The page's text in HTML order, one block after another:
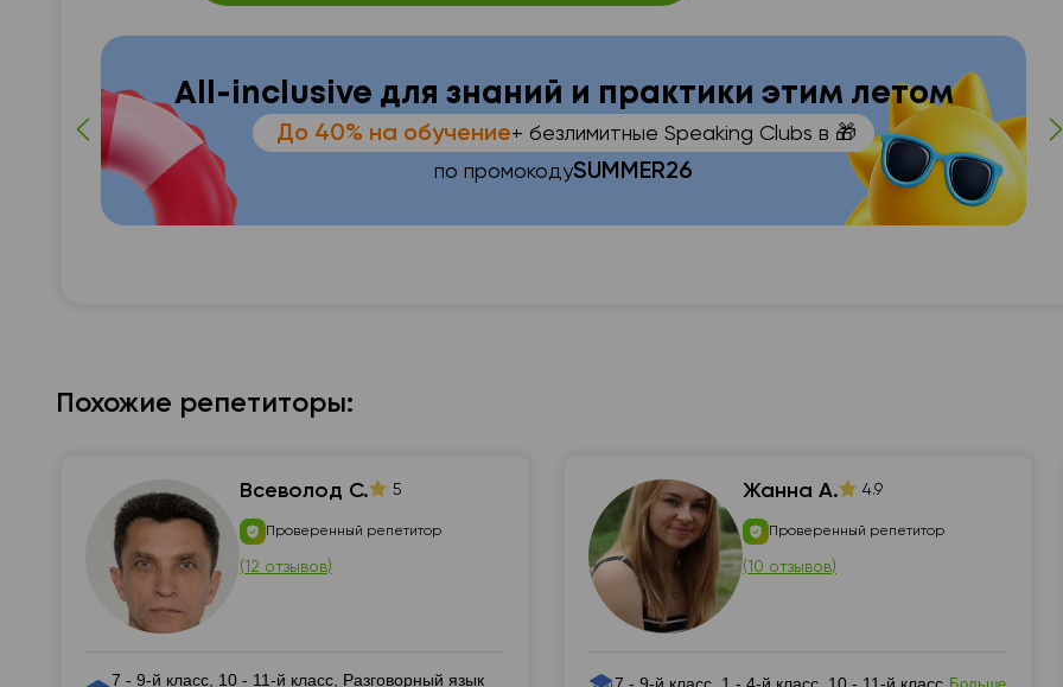
All-inclusive для знаний и практики этим летом
До 40% на обучение+ безлимитные Speaking Clubs в 🎁
по промокодуSUMMER26
Похожие репетиторы:
Всеволод С. 5
Проверенный репетитор
(12 отзывов)
7 - 9-й класс, 10 - 11-й класс, Разговорный язык
Жанна А. 4.9
Проверенный репетитор
(10 отзывов)